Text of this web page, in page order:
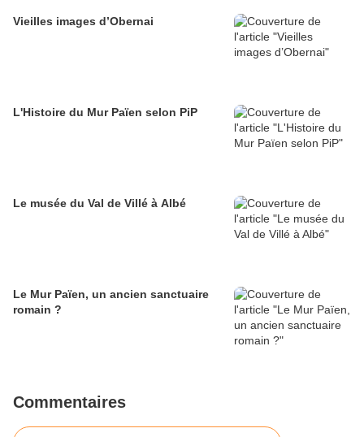
Vieilles images d’Obernai
L'Histoire du Mur Païen selon PiP
Le musée du Val de Villé à Albé
Le Mur Païen, un ancien sanctuaire
romain ?
Commentaires